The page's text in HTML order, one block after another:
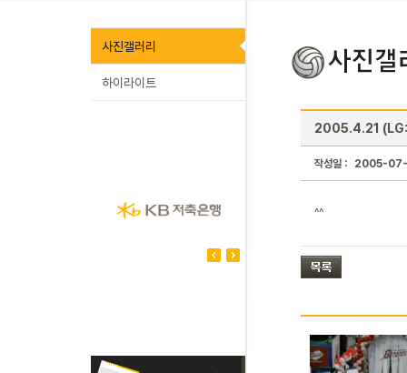
사진갤러리
하이라이트
2005.4.21
작성일 : 2005-
^^